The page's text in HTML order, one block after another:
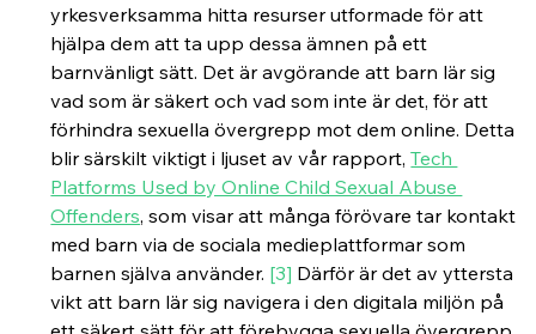
yrkesverksamma hitta resurser utformade för att
hjälpa dem att ta upp dessa ämnen på ett
barnvänligt sätt. Det är avgörande att barn lär sig
vad som är säkert och vad som inte är det, för att
förhindra sexuella övergrepp mot dem online. Detta
blir särskilt viktigt i ljuset av vår rapport, Tech
Platforms Used by Online Child Sexual Abuse
Offenders, som visar att många förövare tar kontakt
med barn via de sociala medieplattformar som
barnen själva använder. [3] Därför är det av yttersta
vikt att barn lär sig navigera i den digitala miljön på